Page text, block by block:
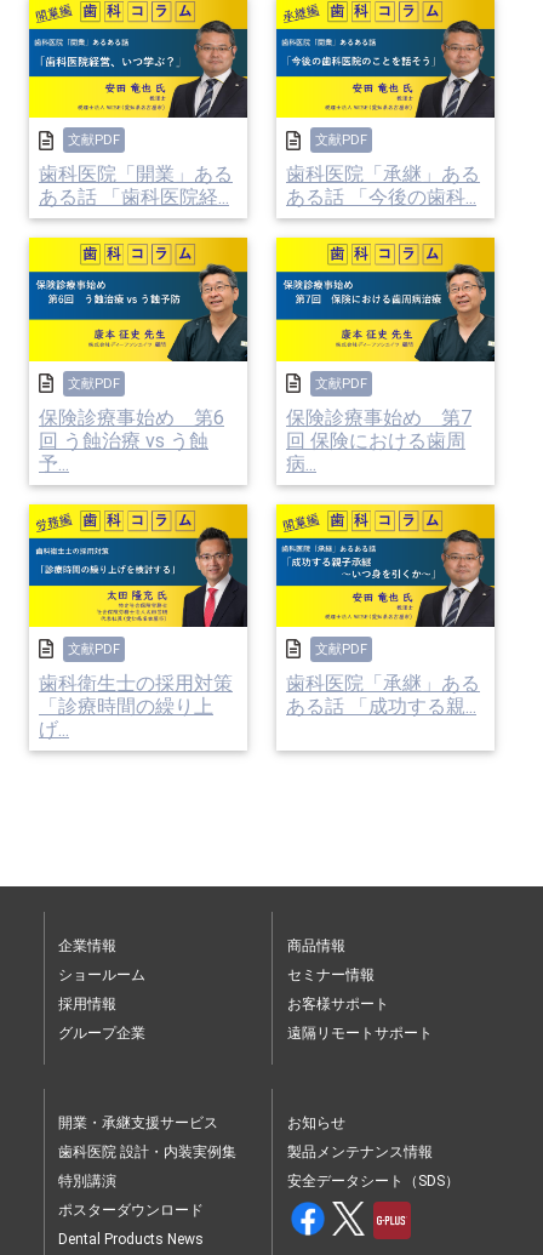
摘されていましたが、ようやく政府も政治家も重
い腰を上げるようです。
この4月から「こども家庭庁」も発足し、横断的
な施策を検討し実行できるか注目されておりま
す。
これまで歯科は、小児科や耳鼻咽喉科と並んで小
児にとって身近な医療機関でしたが、むし歯の減
少とともに、日々の現場において小児歯科治療が
あまり行われなくなっています。
また、開業時は小児の来院患者が多かったのに、
年数を重ねるごとに患者さんも歳を取り、今では
50歳以上がほとんど という歯科医院も少なくあ
りません。
「口腔機能」に着目した新しい病名が追加され、
予想以上に大きな点数がつけられました。
を持ち、大きな疾患を生むことなく、生涯快適に
過ごすことを目指していることに他なりません。
「何かあってから来る歯科医院」から「何もない
文献PDF
歯科医院「開業」ある
ある話 「歯科医院経...
文献PDF
歯科医院「承継」ある
ある話 「今後の歯科...
文献PDF
保険診療事始め 第6
回 う蝕治療 vs う蝕
予...
文献PDF
保険診療事始め 第7
回 保険における歯周
病...
文献PDF
歯科衛生士の採用対策
「診療時間の繰り上
げ...
文献PDF
歯科医院「承継」ある
ある話 「成功する親...
企業情報
ショールーム
採用情報
グループ企業
商品情報
セミナー情報
お客様サポート
遠隔リモートサポート
開業・承継支援サービス
歯科医院 設計・内装実例集
特別講演
ポスターダウンロード
Dental Products News
お知らせ
製品メンテナンス情報
安全データシート（SDS）